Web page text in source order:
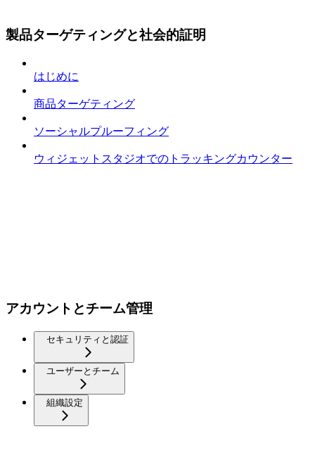
製品ターゲティングと社会的証明
はじめに
商品ターゲティング
ソーシャルプルーフィング
ウィジェットスタジオでのトラッキングカウンター
アカウントとチーム管理
セキュリティと認証
ユーザーとチーム
組織設定